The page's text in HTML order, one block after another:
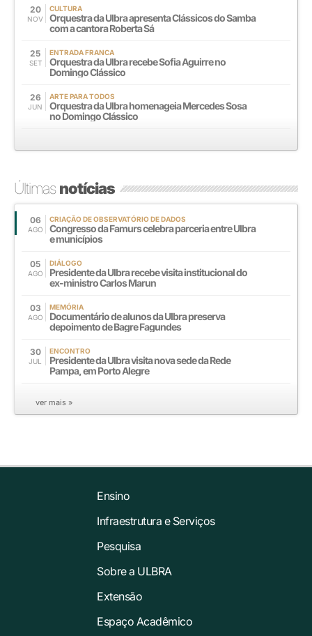
20
NOV
CULTURA
Orquestra da Ulbra apresenta Clássicos do Samba
com a cantora Roberta Sá
25
SET
ENTRADA FRANCA
Orquestra da Ulbra recebe Sofia Aguirre no
Domingo Clássico
26
JUN
ARTE PARA TODOS
Orquestra da Ulbra homenageia Mercedes Sosa
no Domingo Clássico
Últimasnotícias
06
AGO
CRIAÇÃO DE OBSERVATÓRIO DE DADOS
Congresso da Famurs celebra parceria entre Ulbra
e municípios
05
AGO
DIÁLOGO
Presidente da Ulbra recebe visita institucional do
ex-ministro Carlos Marun
03
AGO
MEMÓRIA
Documentário de alunos da Ulbra preserva
depoimento de Bagre Fagundes
30
JUL
ENCONTRO
Presidente da Ulbra visita nova sede da Rede
Pampa, em Porto Alegre
ver mais »
Ensino
Infraestrutura e Serviços
Pesquisa
Sobre a ULBRA
Extensão
Espaço Acadêmico